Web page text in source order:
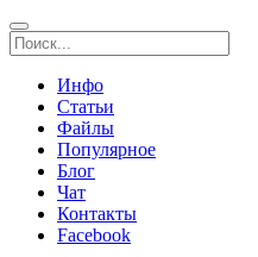
Инфо
Статьи
Файлы
Популярное
Блог
Чат
Контакты
Facebook